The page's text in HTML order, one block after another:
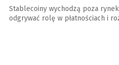
Stablecoiny wychodzą poza
odgrywać rolę w płatnościach i